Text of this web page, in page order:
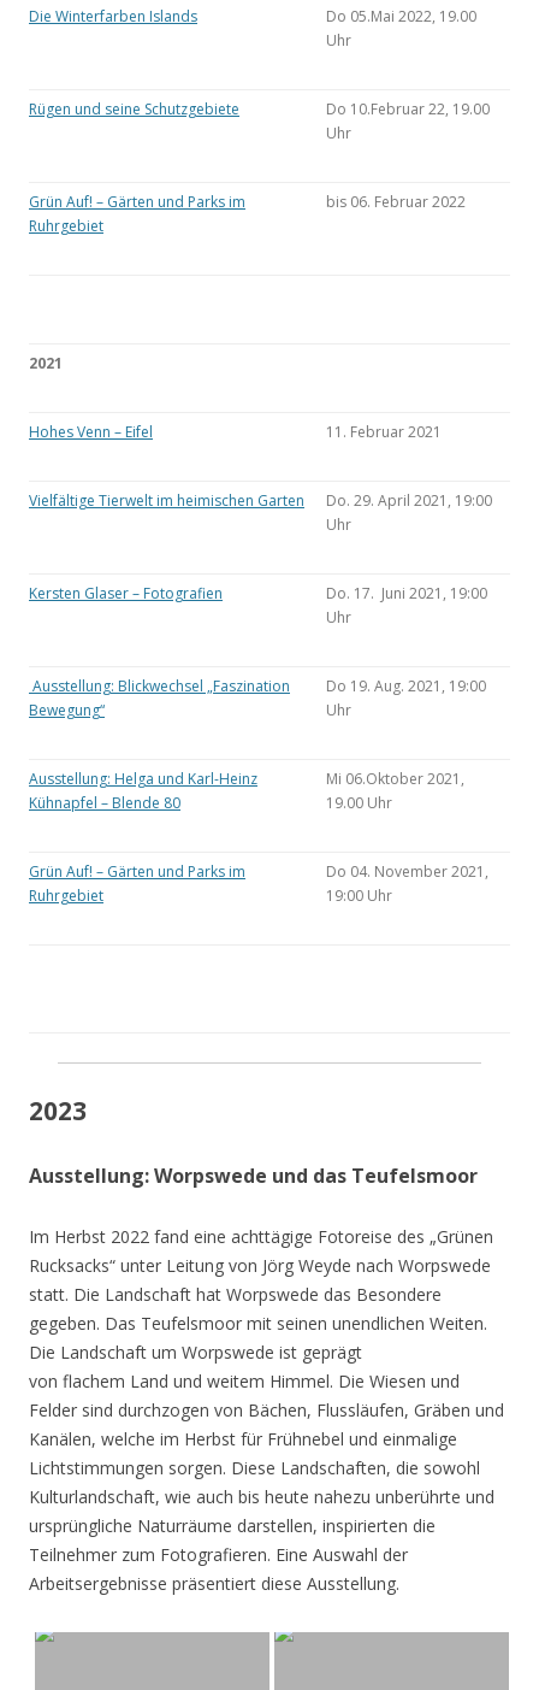
Die Winterfarben Islands
Do 05.Mai 2022, 19.00
Uhr
Rügen und seine Schutzgebiete
Do 10.Februar 22, 19.00
Uhr
Grün Auf! – Gärten und Parks im
Ruhrgebiet
bis 06. Februar 2022
2021
Hohes Venn – Eifel 11. Februar 2021
Vielfältige Tierwelt im heimischen Garten
Do. 29. April 2021, 19:00
Uhr
Kersten Glaser – Fotografien
Do. 17. Juni 2021, 19:00
Uhr
Ausstellung: Blickwechsel „Faszination
Bewegung“
Do 19. Aug. 2021, 19:00
Uhr
Ausstellung: Helga und Karl-Heinz
Kühnapfel – Blende 80
Mi 06.Oktober 2021,
19.00 Uhr
Grün Auf! – Gärten und Parks im
Ruhrgebiet
Do 04. November 2021,
19:00 Uhr
2023
Ausstellung: Worpswede und das Teufelsmoor
Im Herbst 2022 fand eine achttägige Fotoreise des „Grünen
Rucksacks“ unter Leitung von Jörg Weyde nach Worpswede
statt. Die Landschaft hat Worpswede das Besondere
gegeben. Das Teufelsmoor mit seinen unendlichen Weiten.
Die Landschaft um Worpswede ist geprägt
von flachem Land und weitem Himmel. Die Wiesen und
Felder sind durchzogen von Bächen, Flussläufen, Gräben und
Kanälen, welche im Herbst für Frühnebel und einmalige
Lichtstimmungen sorgen. Diese Landschaften, die sowohl
Kulturlandschaft, wie auch bis heute nahezu unberührte und
ursprüngliche Naturräume darstellen, inspirierten die
Teilnehmer zum Fotografieren. Eine Auswahl der
Arbeitsergebnisse präsentiert diese Ausstellung.